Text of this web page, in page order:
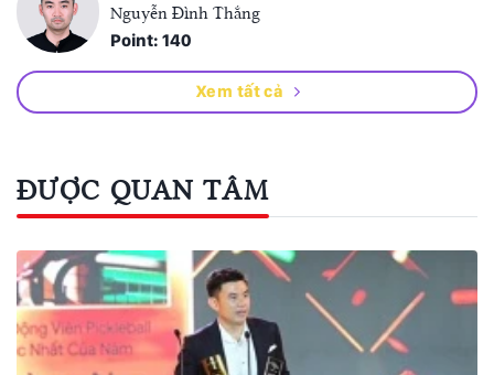
Nguyễn Đình Thắng
Point: 140
Xem tất cả
ĐƯỢC QUAN TÂM